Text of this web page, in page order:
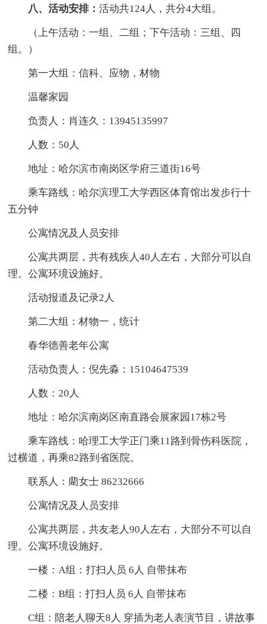
八、活动安排：活动共124人，共分4大组。
（上午活动：一组、二组；下午活动：三组、四
组。）
第一大组：信科、应物，材物
温馨家园
负责人：肖连久：13945135997
人数：50人
地址：哈尔滨市南岗区学府三道街16号
乘车路线：哈尔滨理工大学西区体育馆出发步行十
五分钟
公寓情况及人员安排
公寓共两层，共有残疾人40人左右，大部分可以自
理。公寓环境设施好。
活动报道及记录2人
第二大组：材物一，统计
春华德善老年公寓
活动负责人：倪先淼：15104647539
人数：20人
地址：哈尔滨南岗区南直路会展家园17栋2号
乘车路线：哈理工大学正门乘11路到骨伤科医院，
过横道，再乘82路到省医院。
联系人：藺女士 86232666
公寓情况及人员安排
公寓共两层，共友老人90人左右，大部分不可以自
理。公寓环境设施好。
一楼：A组：打扫人员 6人 自带抹布
二楼：B组：打扫人员 6人 自带抹布
C组：陪老人聊天8人 穿插为老人表演节目，讲故事